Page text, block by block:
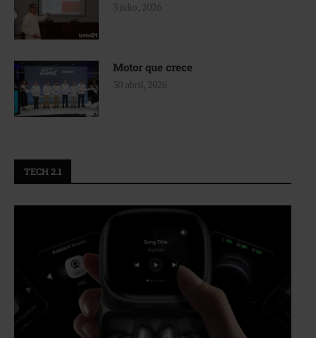
3 julio, 2026
Motor que crece
30 abril, 2026
TECH 2.1